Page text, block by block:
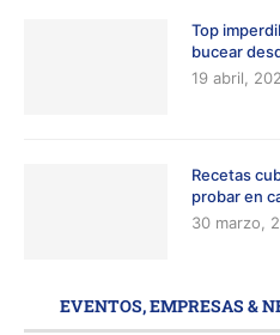
Top
bucear
19 abril,
Recetas
probar en
30 marzo,
EVENTOS, EMPRESAS &